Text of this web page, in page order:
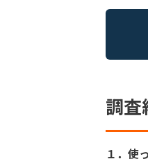
調査
１．使